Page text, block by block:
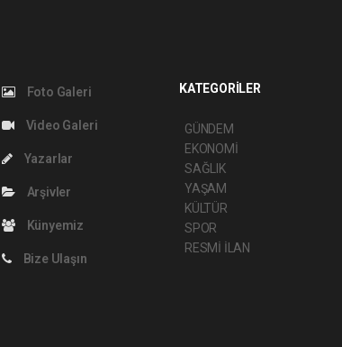
Foto Galeri
Video Galeri
Yazarlar
Arşivler
Künyemiz
Bize Ulaşın
KATEGORİLER
GÜNDEM
EKONOMİ
SAĞLIK
YAŞAM
KÜLTÜR
SPOR
RESMİ İLAN